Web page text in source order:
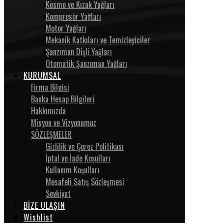
Kesme ve Kızak Yağları
Kompresör Yağları
Motor Yağları
Mekanik Katkıları ve Temizleyiciler
Şanzıman Dişli Yağları
Otomatik Şanzıman Yağları
KURUMSAL
Firma Bilgisi
Banka Hesap Bilgileri
Hakkımızda
Misyon ve Vizyonumuz
SÖZLEŞMELER
Gizlilik ve Çerez Politikası
İptal ve İade Koşulları
Kullanım Koşulları
Mesafeli Satış Sözleşmesi
Sevkiyat
BİZE ULAŞIN
Wishlist